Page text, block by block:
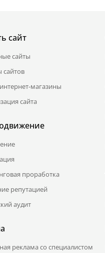
сайт
сайты
магазины
сайта
проработка
репутацией
аудит
реклама со специалистом